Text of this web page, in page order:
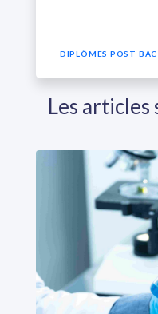
DIPLÔMES POST BAC
Les articles